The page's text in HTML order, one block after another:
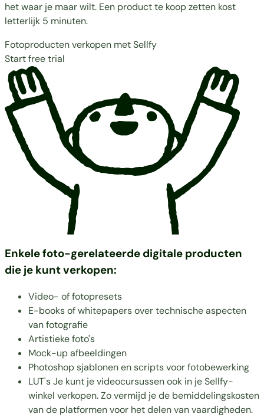
het waar je maar wilt. Een product te koop zetten kost
letterlijk 5 minuten.
Fotoproducten verkopen met Sellfy
Start free trial
Enkele foto-gerelateerde digitale producten
die je kunt verkopen:
Video- of fotopresets
E-books of whitepapers over technische aspecten
van fotografie
Artistieke foto's
Mock-up afbeeldingen
Photoshop sjablonen en scripts voor fotobewerking
LUT's Je kunt je videocursussen ook in je Sellfy-
winkel verkopen. Zo vermijd je de bemiddelingskosten
van de platformen voor het delen van vaardigheden.